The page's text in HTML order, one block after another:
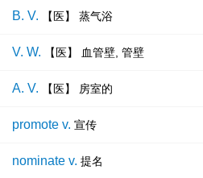
B. V. 【医】 蒸气浴
V. W. 【医】 血管壁, 管壁
A. V. 【医】 房室的
promote v. 宣传
nominate v. 提名